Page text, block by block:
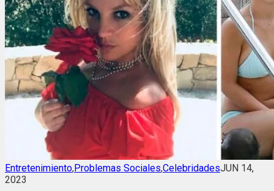
Entretenimiento,Problemas Sociales,CelebridadesJUN 14,
2023